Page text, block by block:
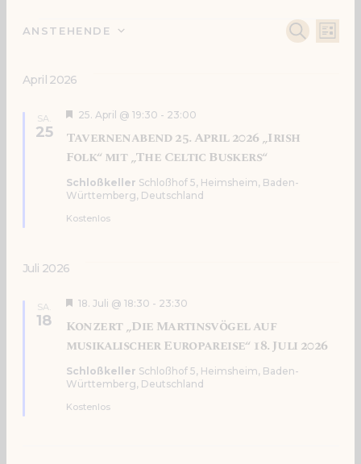
SUCHE
ANSTEHENDE
April 2026
SA.
25
Tavernenabend 25. April 2026 „Irish
Folk“ mit „The Celtic Buskers“
Hervorgehoben
25. April @ 19:30 - 23:00
Schloßkeller Schloßhof 5, Heimsheim, Baden-
Württemberg, Deutschland
Kostenlos
Juli 2026
SA.
18
Konzert „Die Martinsvögel auf
musikalischer Europareise“ 18. Juli 2026
Hervorgehoben
18. Juli @ 18:30 - 23:30
Schloßkeller Schloßhof 5, Heimsheim, Baden-
Württemberg, Deutschland
Kostenlos